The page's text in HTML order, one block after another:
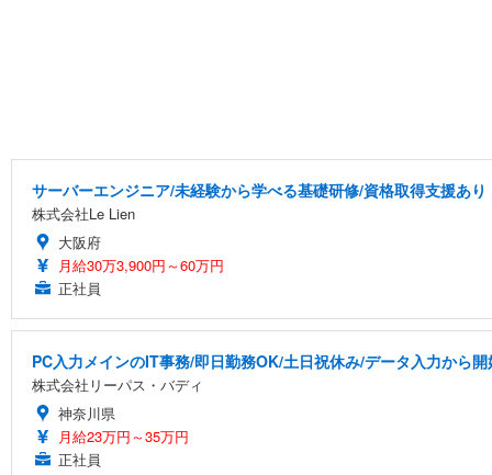
サーバーエンジニア/未経験から学べる基礎研修/資格取得支援あり
株式会社Le Lien
大阪府
月給30万3,900円～60万円
正社員
PC入力メインのIT事務/即日勤務OK/土日祝休み/データ入力から開
株式会社リーパス・バディ
神奈川県
月給23万円～35万円
正社員